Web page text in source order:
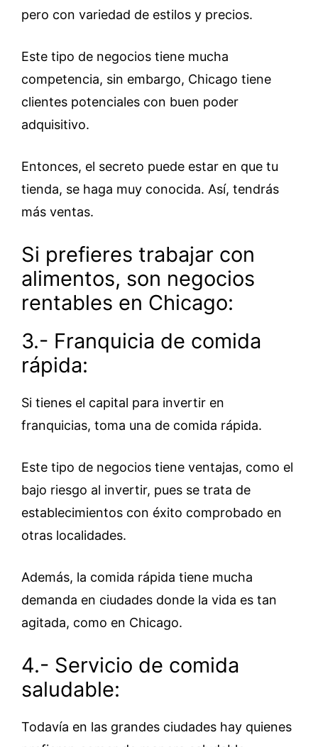
pero con variedad de estilos y precios.
Este tipo de negocios tiene mucha
competencia, sin embargo, Chicago tiene
clientes potenciales con buen poder
adquisitivo.
Entonces, el secreto puede estar en que tu
tienda, se haga muy conocida. Así, tendrás
más ventas.
Si prefieres trabajar con
alimentos, son negocios
rentables en Chicago:
3.- Franquicia de comida
rápida:
Si tienes el capital para invertir en
franquicias, toma una de comida rápida.
Este tipo de negocios tiene ventajas, como el
bajo riesgo al invertir, pues se trata de
establecimientos con éxito comprobado en
otras localidades.
Además, la comida rápida tiene mucha
demanda en ciudades donde la vida es tan
agitada, como en Chicago.
4.- Servicio de comida
saludable:
Todavía en las grandes ciudades hay quienes